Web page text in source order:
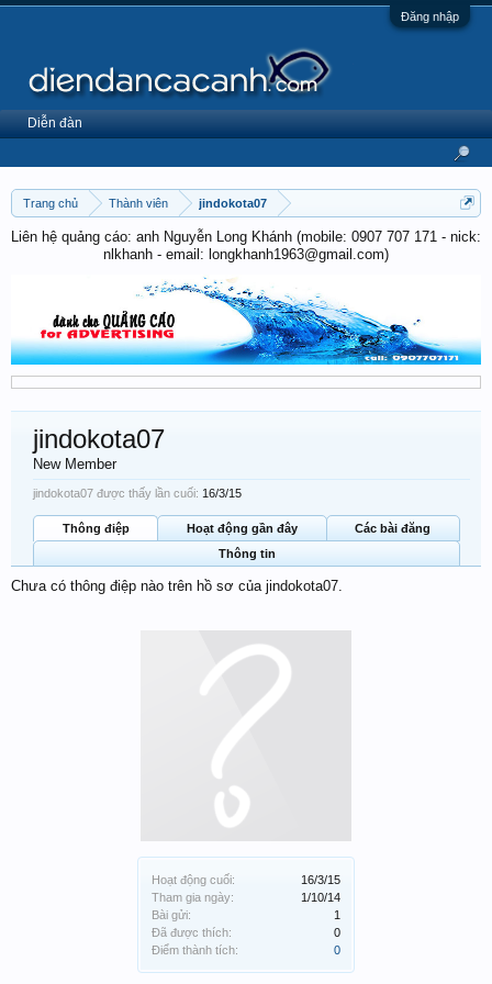
Đăng nhập
Trang chủ Thành viên jindokota07
Liên hệ quảng cáo: anh Nguyễn Long Khánh (mobile: 0907 707 171 - nick:
nlkhanh - email: longkhanh1963@gmail.com)
Hoạt động cuối:
16/3/15
Tham gia ngày:
1/10/14
Bài gửi:
1
Đã được thích:
0
Điểm thành tích:
0
jindokota07
New Member
jindokota07 được thấy lần cuối: 16/3/15
Thông điệp Hoạt động gần đây
Các bài đăng
Thông tin
Chưa có thông điệp nào trên hồ sơ của jindokota07.
Diễn đàn